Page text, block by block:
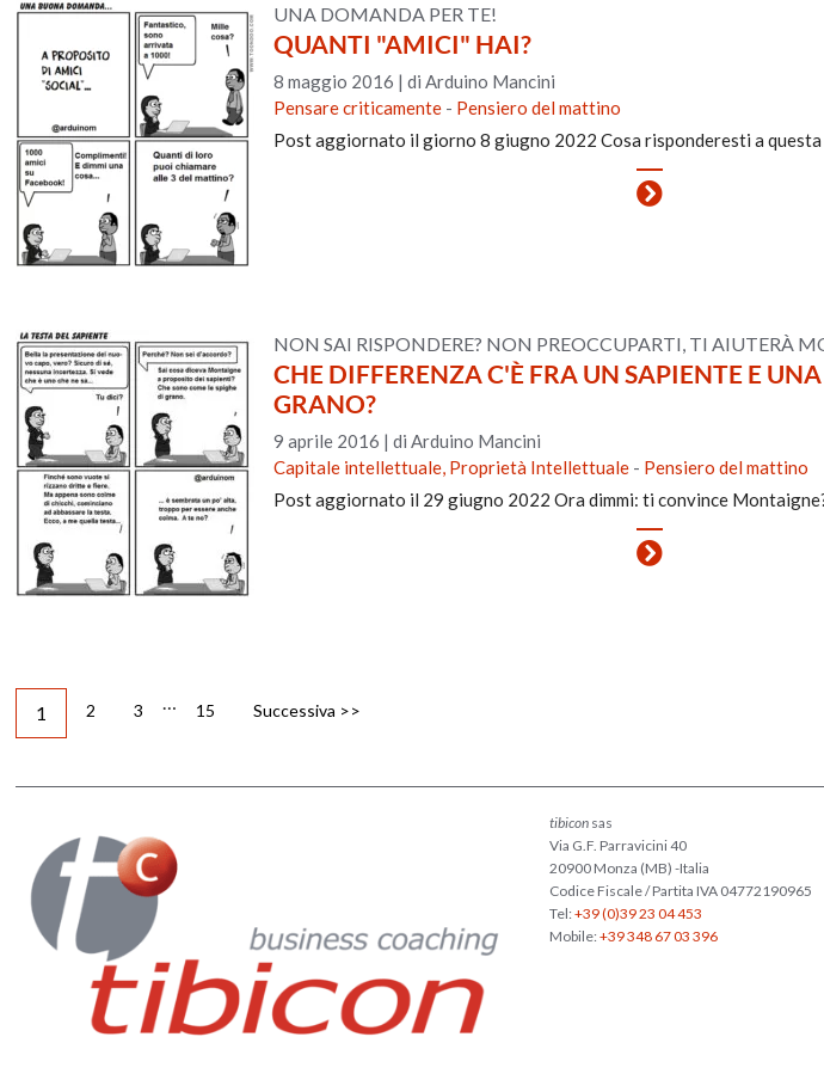
UNA DOMANDA PER TE!
QUANTI "AMICI" HAI?
8 maggio 2016 | di Arduino Mancini
Pensare criticamente- Pensiero del mattino
Post aggiornato il giorno 8 giugno 2022 Cosa risponderesti a questa
NON SAI RISPONDERE? NON PREOCCUPARTI, TI AIUTERÀ
CHE DIFFERENZA C'È FRA UN SAPIENTE E
GRANO?
9 aprile 2016 | di Arduino Mancini
Capitale intellettuale, Proprietà Intellettuale- Pensiero del mattino
Post aggiornato il 29 giugno 2022 Ora dimmi: ti convince
1 2 3 … 15 Successiva >>
tibiconsas
Via G.F. Parravicini 40
20900 Monza (MB) -Italia
Codice Fiscale / Partita IVA 04772190965
Tel:+39 (0)39 23 04 453
Mobile:+39 348 67 03 396